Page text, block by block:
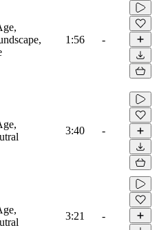
1:56 -
3:40 -
3:21 -